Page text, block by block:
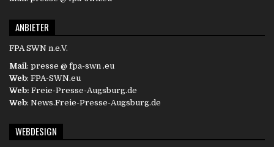
ANBIETER
FPA SWN n.e.V.
Mail: presse @ fpa-swn .eu
Web: FPA-SWN.eu
Web: Freie-Presse-Augsburg.de
Web: News.Freie-Presse-Augsburg.de
WEBDESIGN